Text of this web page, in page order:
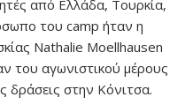
από Ελλάδα, Τουρκία,
του camp ήταν η
Nathalie Moellhausen
του αγωνιστικού μέρους
δράσεις στην Κόνιτσα.